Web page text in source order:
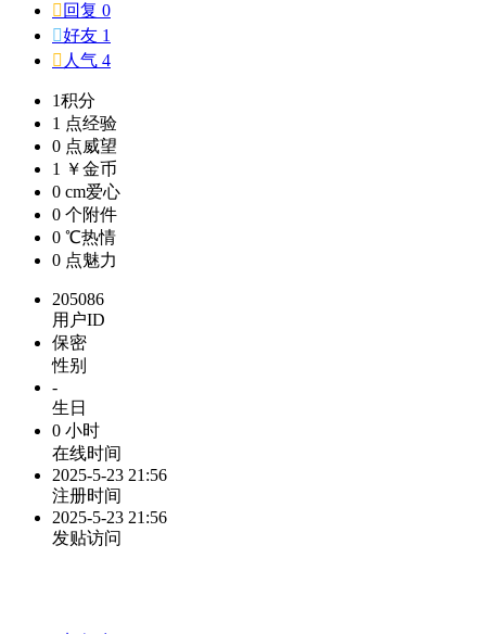
 回复 0
好友 1
 人气 4
1积分
1 点经验
0 点威望
1 ￥金币
0 cm爱心
0 个附件
0 ℃热情
0 点魅力
205086
用户ID
保密
性别
-
生日
0 小时
在线时间
2025-5-23 21:56
注册时间
2025-5-23 21:56
发贴访问